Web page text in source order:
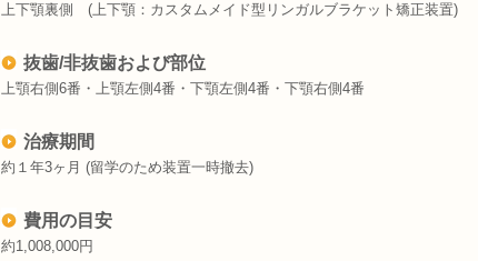
上下顎裏側 (上下顎：カスタムメイド型リンガルブラケット矯正装置)
抜歯/非抜歯および部位
上顎右側6番・上顎左側4番・下顎左側4番・下顎右側4番
治療期間
約１年3ヶ月 (留学のため装置一時撤去)
費用の目安
約1,008,000円